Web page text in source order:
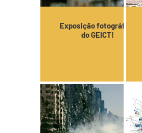
Exposição fotográfica
do GEICT!